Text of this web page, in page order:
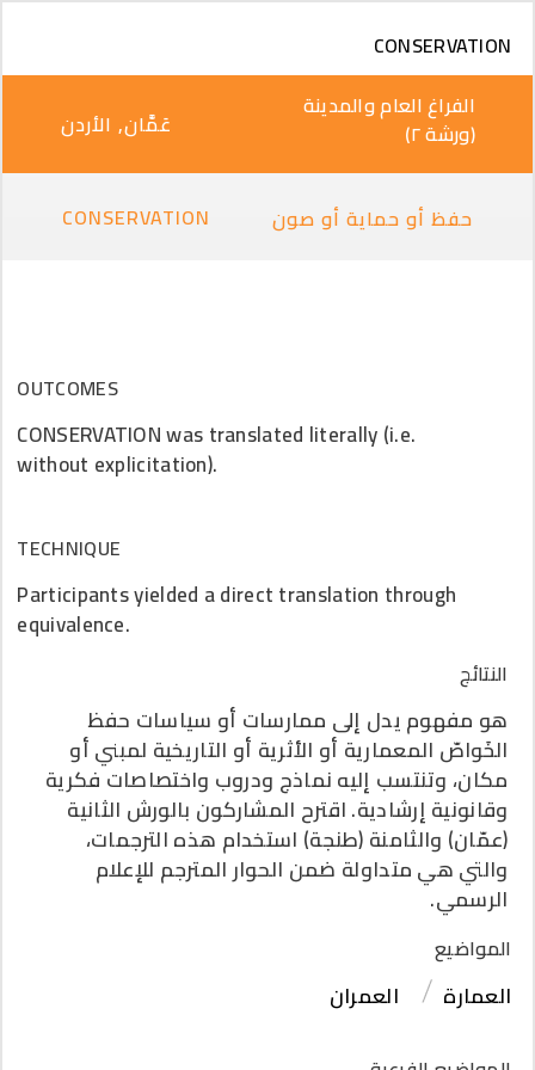
تجاوز إلى المحتوى الرئيسي
CONSERVATION
الفراغ العام والمدينة
(ورشة ٢)
عَمَّان, الأردن
حفظ أو حماية أو صون CONSERVATION
OUTCOMES
CONSERVATION was translated literally (i.e.
without explicitation).
TECHNIQUE
Participants yielded a direct translation through
equivalence.
النتائج
هو مفهوم يدل إلى ممارسات أو سياسات حفظ
الخَواصّ المعمارية أو الأثرية أو التاريخية لمبني أو
مكان، وتنتسب إليه نماذج ودروب واختصاصات فكرية
وقانونية إرشادية. اقترح المشاركون بالورش الثانية
(عمّان) والثامنة (طنجة) استخدام هذه الترجمات،
والتي هي متداولة ضمن الحوار المترجم للإعلام
الرسمي.
المواضيع
العمارة العمران